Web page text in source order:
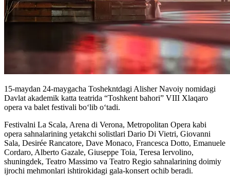
15-maydan 24-maygacha Toshekntdagi Alisher Navoiy nomidagi
Davlat akademik katta teatrida “Toshkent bahori” VIII Xlaqaro
opera va balet festivali boʻlib oʻtadi.
Festivalni La Scala, Arena di Verona, Metropolitan Opera kabi
opera sahnalarining yetakchi solistlari Dario Di Vietri, Giovanni
Sala, Desirée Rancatore, Dave Monaco, Francesca Dotto, Emanuele
Cordaro, Alberto Gazale, Giuseppe Toia, Teresa Iervolino,
shuningdek, Teatro Massimo va Teatro Regio sahnalarining doimiy
ijrochi mehmonlari ishtirokidagi gala-konsert ochib beradi.